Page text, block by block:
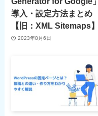
導入・設定方法まとめ
【旧：XML Sitemaps】
2023年8月6日